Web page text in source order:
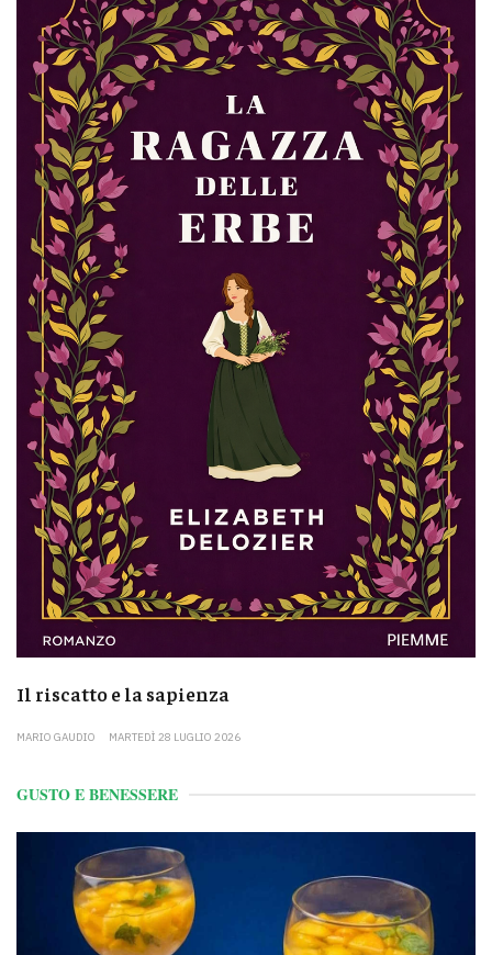
Il riscatto e la sapienza
MARIO GAUDIO MARTEDÌ 28 LUGLIO 2026
GUSTO E BENESSERE